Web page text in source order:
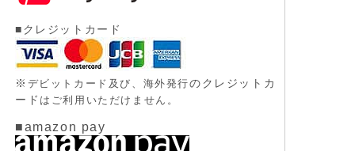
■クレジットカード
※ デビットカード及び、 海外発行のクレジットカ
ード はご利用いただけません。
■amazon pay